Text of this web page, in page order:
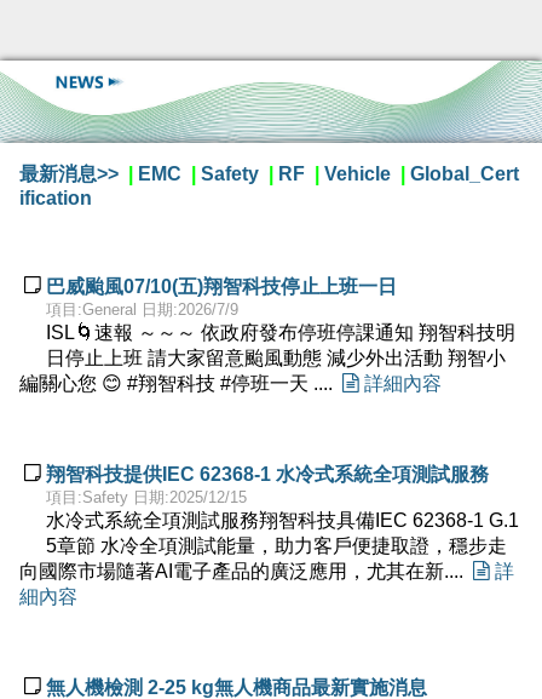
最新消息>> EMC Safety RF Vehicle
Global_Cert
ification
 巴威颱風07/10(五)翔智科技停止上班一日
項目:General 日期:2026/7/9
ISL🌀速報 ～～～ 依政府發布停班停課通知 翔智科技明
日停止上班 請大家留意颱風動態 減少外出活動 翔智小
編關心您 😊 #翔智科技 #停班一天 ....
 詳細內容
 翔智科技提供IEC 62368-1 水冷式系統全項測試服務
項目:Safety 日期:2025/12/15
水冷式系統全項測試服務翔智科技具備IEC 62368-1 G.1
5章節 水冷全項測試能量，助力客戶便捷取證，穩步走
向國際市場隨著AI電子產品的廣泛應用，尤其在新....
 詳
細內容
 無人機檢測 2-25 kg無人機商品最新實施消息